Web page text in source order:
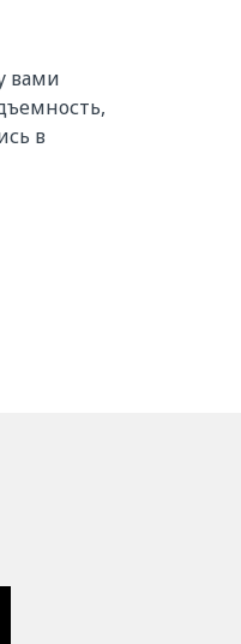
вами
в